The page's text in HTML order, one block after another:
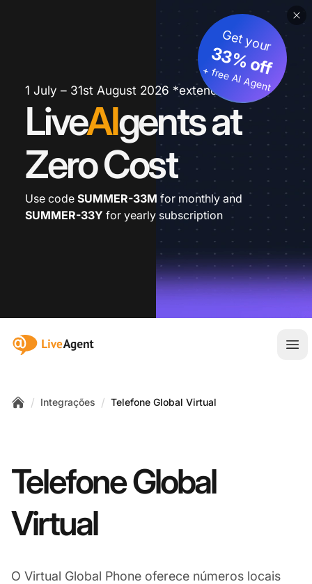
1 July – 31st August 2026 *extended
LiveAIgents at
Zero Cost
Get your
33% off
+ free AI Agent
Use code SUMMER-33M for monthly and
SUMMER-33Y for yearly subscription
:site.title
/ Integrações / Telefone Global Virtual
Telefone Global
Virtual
O Virtual Global Phone oferece números locais